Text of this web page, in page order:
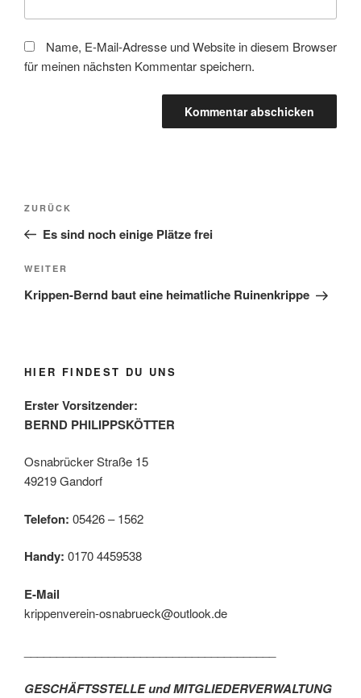
Name, E-Mail-Adresse und Website in diesem Browser
für meinen nächsten Kommentar speichern.
Beitragsnavigation
Vorheriger
Beitrag
ZURÜCK
Es sind noch einige Plätze frei
Nächster
Beitrag
WEITER
Krippen-Bernd baut eine heimatliche Ruinenkrippe
HIER FINDEST DU UNS
Erster Vorsitzender:
BERND PHILIPPSKÖTTER
Osnabrücker Straße 15
49219 Gandorf
Telefon: 05426 – 1562
Handy: 0170 4459538
E-Mail
krippenverein-osnabrueck@outlook.de
GESCHÄFTSSTELLE und MITGLIEDERVERWALTUNG